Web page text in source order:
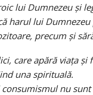
lui Dumnezeu și
harul lui Dumnezeu
precum și
care apără viața și
una spirituală.
consumismul nu